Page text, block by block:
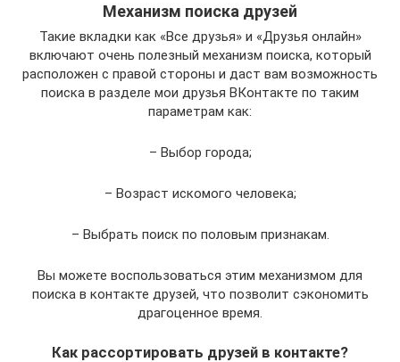
Механизм поиска друзей
Такие вкладки как «Все друзья» и «Друзья онлайн»
включают очень полезный механизм поиска, который
расположен с правой стороны и даст вам возможность
поиска в разделе мои друзья ВКонтакте по таким
параметрам как:
– Выбор города;
– Возраст искомого человека;
– Выбрать поиск по половым признакам.
Вы можете воспользоваться этим механизмом для
поиска в контакте друзей, что позволит сэкономить
драгоценное время.
Как рассортировать друзей в контакте?